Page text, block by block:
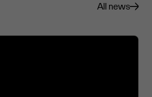
All news